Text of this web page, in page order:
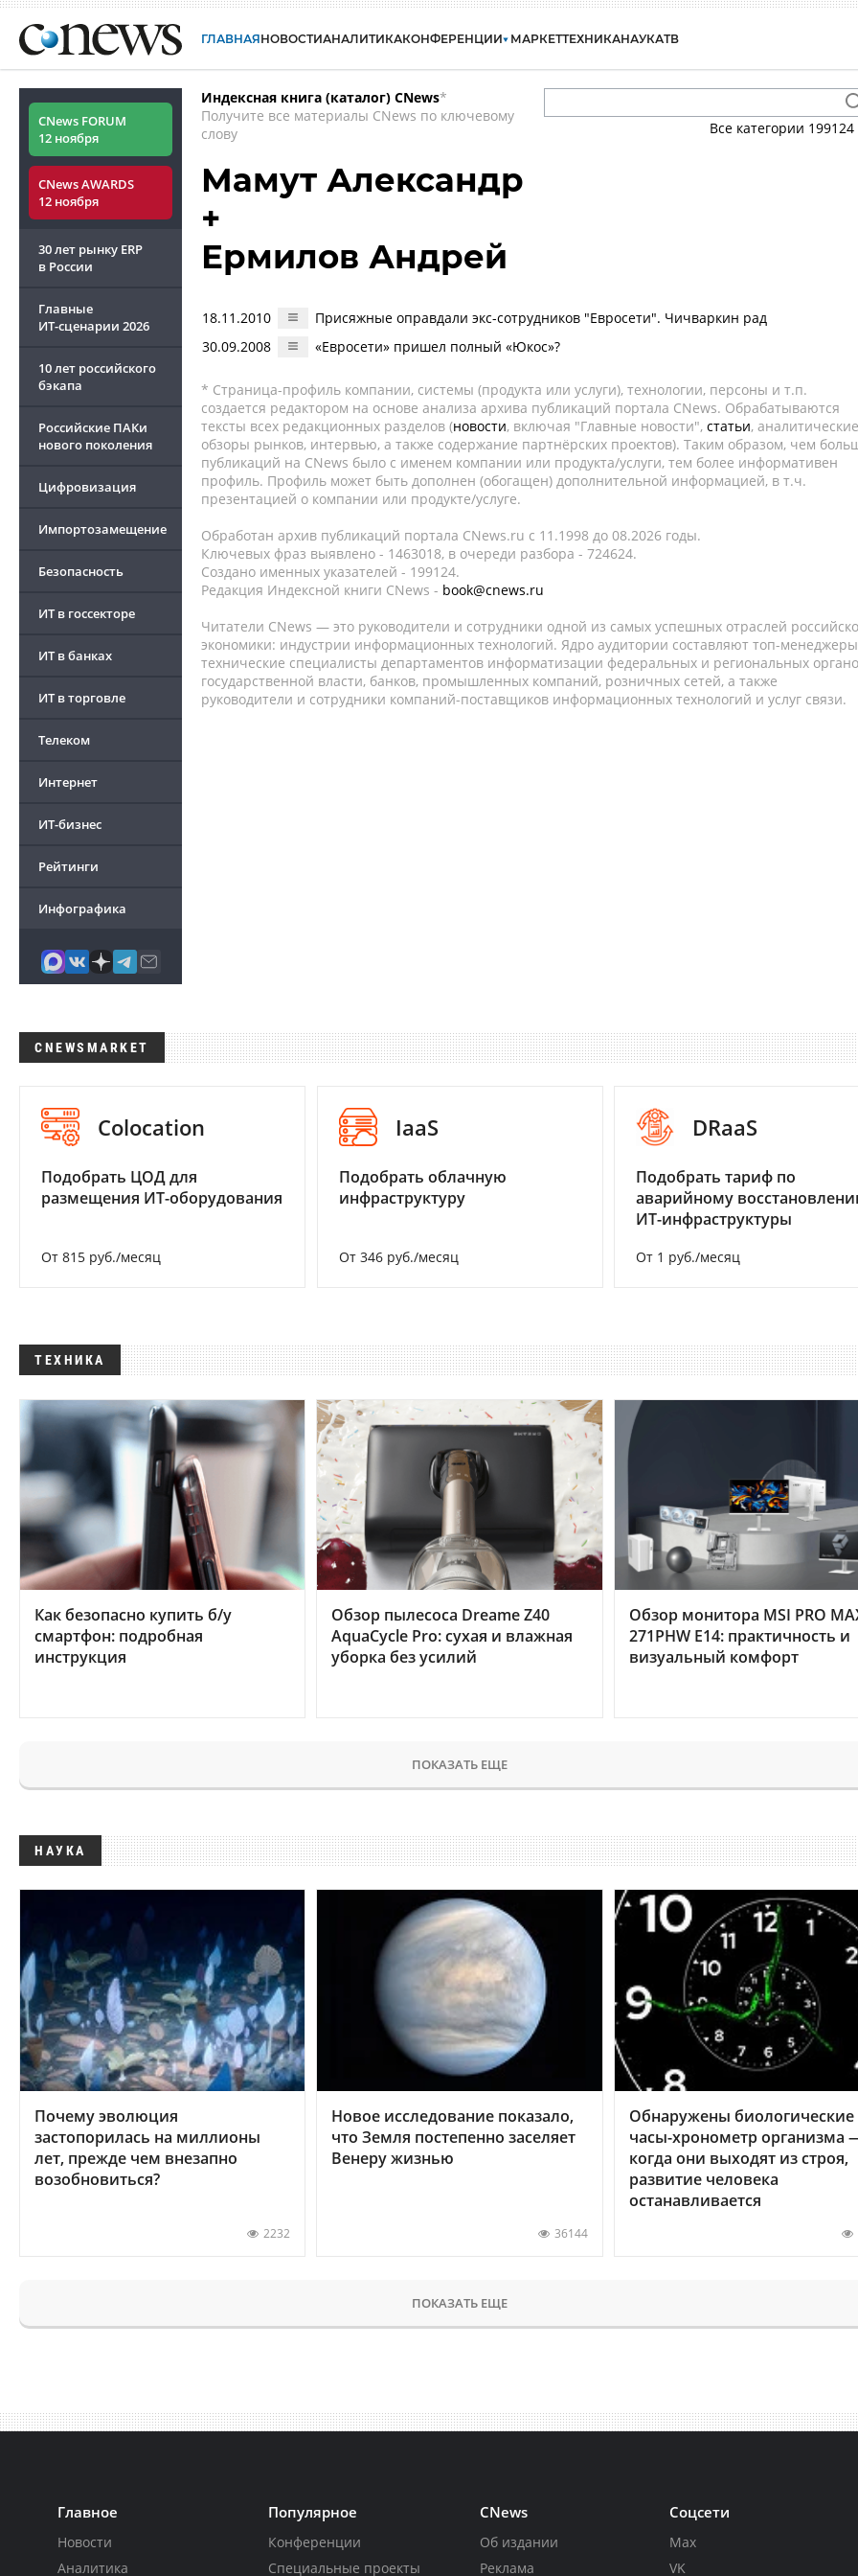
ГЛАВНАЯНОВОСТИАНАЛИТИКАКОНФЕРЕНЦИИ МАРКЕТТЕХНИКАНАУКАТВ
CNews FORUM
12 ноября
CNews AWARDS
12 ноября
30 лет рынку ERP
в России
Главные
ИТ-сценарии 2026
10 лет российского
бэкапа
Российские ПАКи
нового поколения
Цифровизация
Импортозамещение
Безопасность
ИТ в госсекторе
ИТ в банках
ИТ в торговле
Телеком
Интернет
ИТ-бизнес
Рейтинги
Инфографика
Индексная книга (каталог) CNews*
Получите все материалы CNews по ключевому
слову
Все категории 199124
Мамут Александр
+
Ермилов Андрей
18.11.2010
Присяжные оправдали экс-сотрудников "Евросети". Чичваркин рад
30.09.2008
«Евросети» пришел полный «Юкос»?
* Страница-профиль компании, системы (продукта или услуги), технологии, персоны и т.п.
создается редактором на основе анализа архива публикаций портала CNews. Обрабатываются
тексты всех редакционных разделов (новости, включая "Главные новости", статьи, аналитические
обзоры рынков, интервью, а также содержание партнёрских проектов). Таким образом, чем
публикаций на CNews было с именем компании или продукта/услуги, тем более информативен
профиль. Профиль может быть дополнен (обогащен) дополнительной информацией, в т.ч.
презентацией о компании или продукте/услуге.
Обработан архив публикаций портала CNews.ru c 11.1998 до 08.2026 годы.
Ключевых фраз выявлено - 1463018, в очереди разбора - 724624.
Создано именных указателей - 199124.
Редакция Индексной книги CNews - book@cnews.ru
Читатели CNews — это руководители и сотрудники одной из самых успешных отраслей
экономики: индустрии информационных технологий. Ядро аудитории составляют топ-
технические специалисты департаментов информатизации федеральных и региональных
государственной власти, банков, промышленных компаний, розничных сетей, а также
руководители и сотрудники компаний-поставщиков информационных технологий и услуг связи.
CNEWSMARKET
Colocation
Подобрать ЦОД для
размещения ИТ-оборудования
От 815 руб./месяц
IaaS
Подобрать облачную
инфраструктуру
От 346 руб./месяц
DRaaS
Подобрать тариф по
аварийному
ИТ-инфраструктуры
От 1 руб./месяц
ТЕХНИКА
Как безопасно купить б/у
смартфон: подробная
инструкция
Обзор пылесоса Dreame Z40
AquaCycle Pro: сухая и влажная
уборка без усилий
Обзор монитора MSI PRO
271PHW E14: практичность и
визуальный комфорт
ПОКАЗАТЬ ЕЩЕ
НАУКА
Почему эволюция
застопорилась на миллионы
лет, прежде чем внезапно
возобновиться?
2232
Новое исследование показало,
что Земля постепенно заселяет
Венеру жизнью
36144
Обнаружены биологические
часы-хронометр организма
когда они выходят из строя,
развитие человека
останавливается
ПОКАЗАТЬ ЕЩЕ
Главное
Новости
Аналитика
Популярное
Конференции
Специальные проекты
CNews
Об издании
Реклама
Соцсети
Max
VK